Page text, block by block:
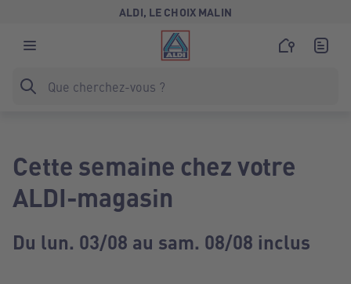
ALDI, LE CHOIX MALIN
Cette semaine chez votre
ALDI-magasin
Du lun. 03/08 au sam. 08/08 inclus